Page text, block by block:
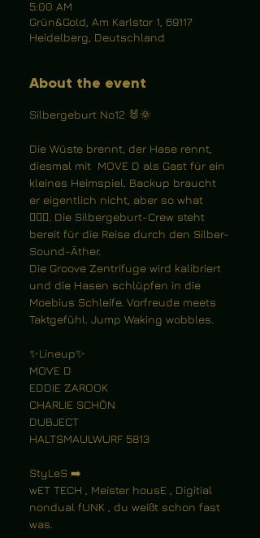
5:00 AM
Grün&Gold, Am Karlstor 1, 69117
Heidelberg, Deutschland
About the event
Silbergeburt No12 🐰🌞
Die Wüste brennt, der Hase rennt,
diesmal mit  MOVE D als Gast für ein
kleines Heimspiel. Backup braucht
er eigentlich nicht, aber so what
🏌️‍♂️✨. Die Silbergeburt-Crew steht
bereit für die Reise durch den Silber-
Sound-Äther.
Die Groove Zentrifuge wird kalibriert
und die Hasen schlüpfen in die
Moebius Schleife. Vorfreude meets
Taktgefühl. Jump Waking wobbles.
✨Lineup✨
MOVE D
EDDIE ZAROOK
CHARLIE SCHÖN
DUBJECT
HALTSMAULWURF 5813
StyLeS ➡️
wET TECH , Meister housE , Digitial
nondual fUNK , du weißt schon fast
was.